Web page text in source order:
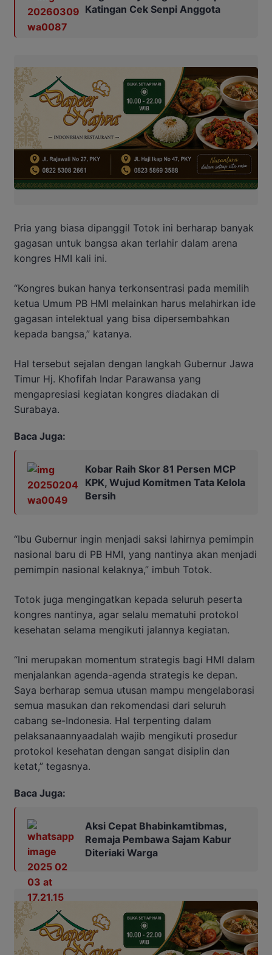
Katingan Cek Senpi Anggota
Pria yang biasa dipanggil Totok ini berharap banyak
gagasan untuk bangsa akan terlahir dalam arena
kongres HMI kali ini.
“Kongres bukan hanya terkonsentrasi pada memilih
ketua Umum PB HMI melainkan harus melahirkan ide
gagasan intelektual yang bisa dipersembahkan
kepada bangsa,” katanya.
Hal tersebut sejalan dengan langkah Gubernur Jawa
Timur Hj. Khofifah Indar Parawansa yang
mengapresiasi kegiatan kongres diadakan di
Surabaya.
Baca Juga:
Kobar Raih Skor 81 Persen MCP
KPK, Wujud Komitmen Tata Kelola
Bersih
“Ibu Gubernur ingin menjadi saksi lahirnya pemimpin
nasional baru di PB HMI, yang nantinya akan menjadi
pemimpin nasional kelaknya,” imbuh Totok.
Totok juga mengingatkan kepada seluruh peserta
kongres nantinya, agar selalu mematuhi protokol
kesehatan selama mengikuti jalannya kegiatan.
“Ini merupakan momentum strategis bagi HMI dalam
menjalankan agenda-agenda strategis ke depan.
Saya berharap semua utusan mampu mengelaborasi
semua masukan dan rekomendasi dari seluruh
cabang se-Indonesia. Hal terpenting dalam
pelaksanaannyaadalah wajib mengikuti prosedur
protokol kesehatan dengan sangat disiplin dan
ketat,” tegasnya.
Baca Juga:
Aksi Cepat Bhabinkamtibmas,
Remaja Pembawa Sajam Kabur
Diteriaki Warga